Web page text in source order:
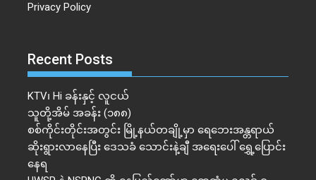
Privacy Policy
Recent Posts
KTV၊ Hi ခန်းနှင့် လူငယ်
သူတို့အိမ် အခန်း (၁၈၈)
စစ်ကိုင်းတိုင်းအတွင်း မြို့နယ်တချို့မှာ ရေဘေးအန္တရာယ်
ဆိုးရွားလာနေပြီး ဒေသခံ သောင်းနဲ့ချီ အရေးပေါ် ရွှေ့ပြောင်း
နေရ